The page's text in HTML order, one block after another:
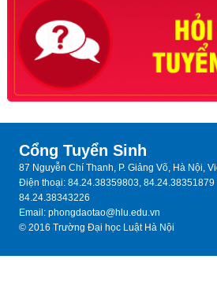
Cổng Tuyển Sinh
87 Nguyễn Chí Thanh, P. Giảng Võ, Hà Nội,
Điện thoại: 84.24.38359803, 84.24.38351879
84.24.38343226
Email: phongdaotao@hlu.edu.vn
© 2016 Trường Đại học Luật Hà Nội